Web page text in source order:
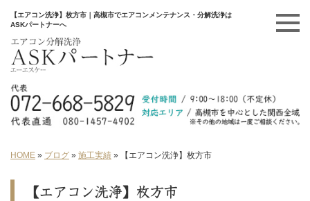
【エアコン洗浄】枚方市｜高槻市でエアコンメンテナンス・分解洗浄は
ASKパートナーへ
HOME » ブログ » 施工実績 » 【エアコン洗浄】枚方市
【エアコン洗浄】枚方市